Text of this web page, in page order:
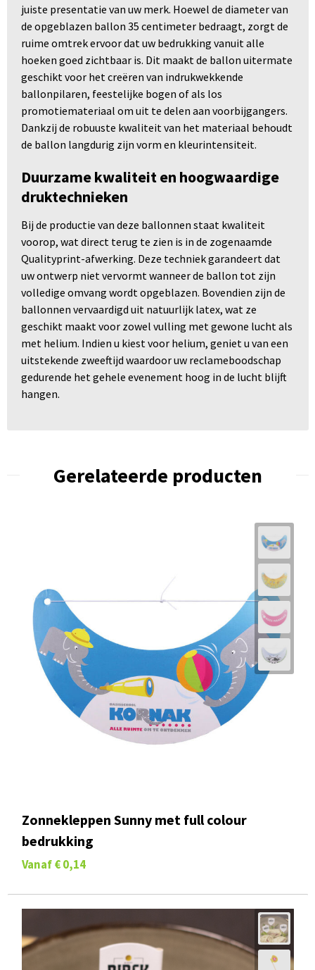
juiste presentatie van uw merk. Hoewel de diameter van
de opgeblazen ballon 35 centimeter bedraagt, zorgt de
ruime omtrek ervoor dat uw bedrukking vanuit alle
hoeken goed zichtbaar is. Dit maakt de ballon uitermate
geschikt voor het creëren van indrukwekkende
ballonpilaren, feestelijke bogen of als los
promotiemateriaal om uit te delen aan voorbijgangers.
Dankzij de robuuste kwaliteit van het materiaal behoudt
de ballon langdurig zijn vorm en kleurintensiteit.
Duurzame kwaliteit en hoogwaardige
druktechnieken
Bij de productie van deze ballonnen staat kwaliteit
voorop, wat direct terug te zien is in de zogenaamde
Qualityprint-afwerking. Deze techniek garandeert dat
uw ontwerp niet vervormt wanneer de ballon tot zijn
volledige omvang wordt opgeblazen. Bovendien zijn de
ballonnen vervaardigd uit natuurlijk latex, wat ze
geschikt maakt voor zowel vulling met gewone lucht als
met helium. Indien u kiest voor helium, geniet u van een
uitstekende zweeftijd waardoor uw reclameboodschap
gedurende het gehele evenement hoog in de lucht blijft
hangen.
Gerelateerde producten
Zonnekleppen Sunny met full colour
bedrukking
Vanaf € 0,14